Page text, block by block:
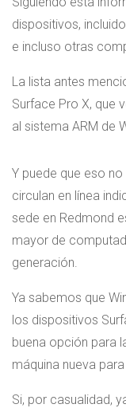
dispositivos,
e incluso otras
La lista antes
Surface Pro X, que
al sistema ARM de
Y puede que eso
circulan en línea
sede en Redmond
mayor de
generación.
Ya sabemos que
los dispositivos
buena opción para
máquina nueva
Si, por casualidad,